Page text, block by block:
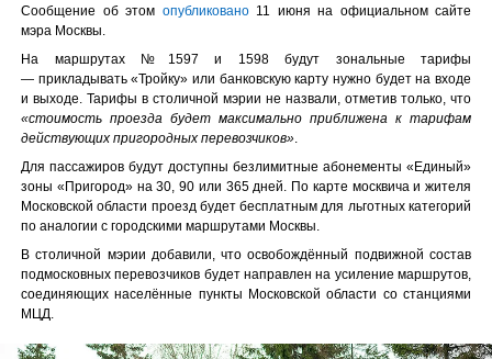
Сообщение об этом опубликовано11 июня на официальном сайте
мэра Москвы.
На маршрутах №1597 и 1598 будут зональные тарифы
— прикладывать «Тройку» или банковскую карту нужно будет на входе
и выходе. Тарифы в столичной мэрии не назвали, отметив только, что
«стоимость проезда будет максимально приближена к тарифам
действующих пригородных перевозчиков»
Для пассажиров будут доступны безлимитные абонементы «Единый»
зоны «Пригород» на 30, 90 или 365 дней. По карте москвича и жителя
Московской области проезд будет бесплатным для льготных категорий
по аналогии с городскими маршрутами Москвы.
В столичной мэрии добавили, что освобождённый подвижной состав
подмосковных перевозчиков будет направлен на усиление маршрутов,
соединяющих населённые пункты Московской области со станциями
МЦД.